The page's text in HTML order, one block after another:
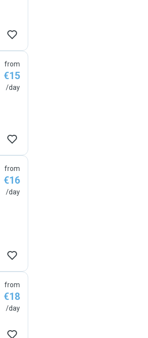
from
€15
/day
from
€16
/day
from
€18
/day